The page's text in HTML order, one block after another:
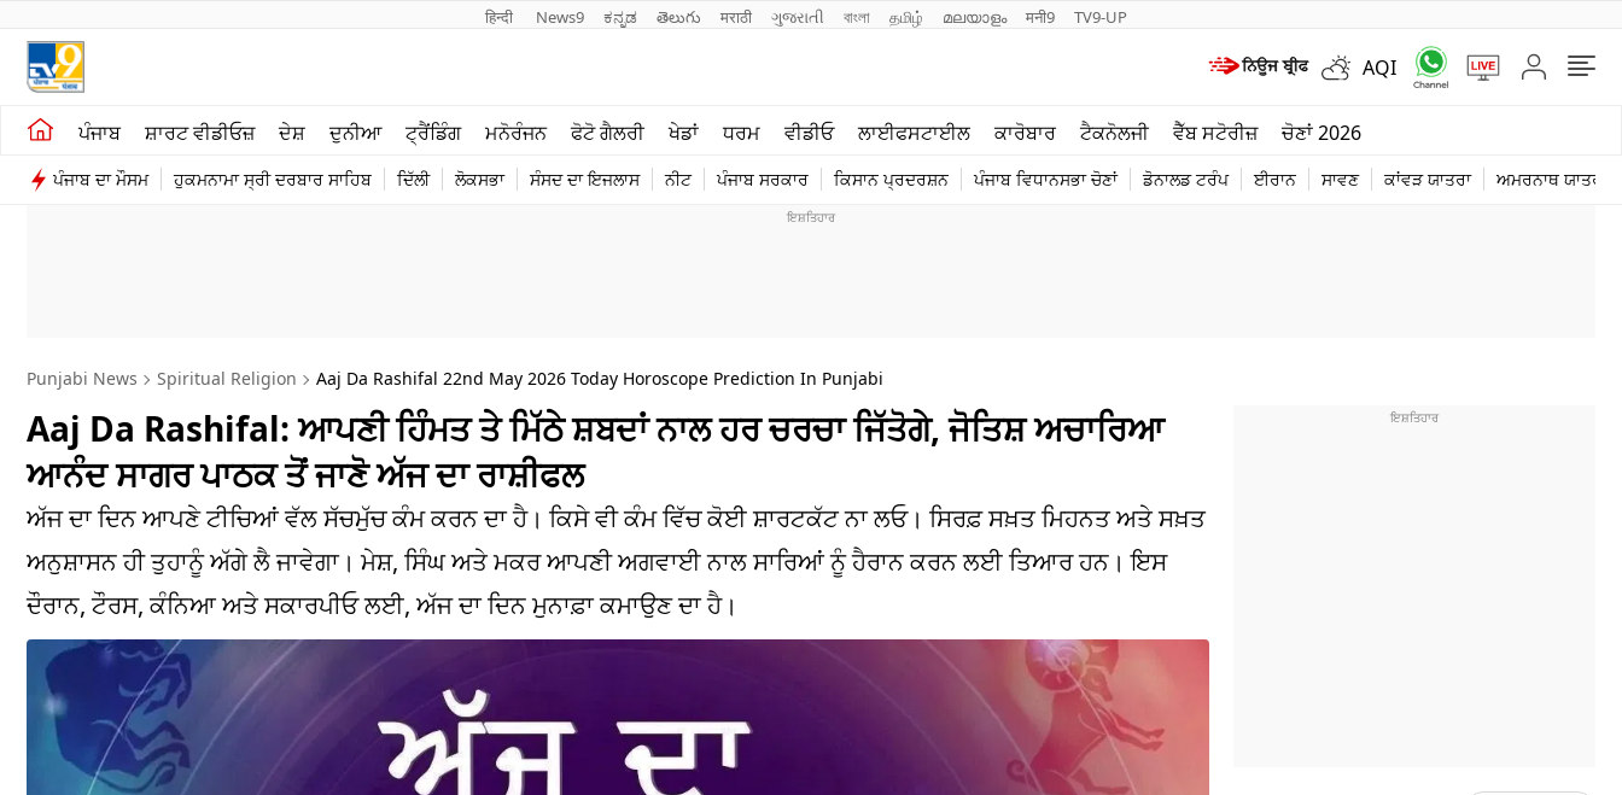
हिन्दी News9 ಕನ್ನಡ తెలుగు मराठी ગુજરાતી বাংলা தமிழ் മലയാളം मनी9 TV9-UP
AQI
ਪੰਜਾਬ ਸ਼ਾਰਟ ਵੀਡੀਓਜ਼ ਦੇਸ਼ ਦੁਨੀਆ ਟ੍ਰੈਂਡਿੰਗ ਮਨੋਰੰਜਨ ਫੋਟੋ ਗੈਲਰੀ ਖੇਡਾਂ ਧਰਮ ਵੀਡੀਓ ਲਾਈਫਸਟਾਈਲ ਕਾਰੋਬਾਰ ਟੈਕਨੋਲਜੀ ਵੈੱਬ ਸਟੋਰੀਜ਼ ਚੋਣਾਂ 2026
ਪੰਜਾਬ ਦਾ ਮੌਸਮ ਹੁਕਮਨਾਮਾ ਸ੍ਰੀ ਦਰਬਾਰ ਸਾਹਿਬ ਦਿੱਲੀ ਲੋਕਸਭਾ ਸੰਸਦ ਦਾ ਇਜਲਾਸ ਨੀਟ ਪੰਜਾਬ ਸਰਕਾਰ ਕਿਸਾਨ ਪ੍ਰਦਰਸ਼ਨ ਪੰਜਾਬ ਵਿਧਾਨਸਭਾ ਚੋਣਾਂ ਡੋਨਾਲਡ ਟਰੰਪ ਈਰਾਨ ਸਾਵਣ ਕਾਂਵੜ ਯਾਤਰਾ ਅਮਰਨਾਥ ਯਾਤਰਾ
ਖੇਤੀਬਾੜੀ
ਸ਼ਾਰਟ ਵੀਡੀਓਜ਼
ਮਨੋਰੰਜਨ
ਪੰਜਾਬ
ਟੈਕਨੋਲਜੀ
ਦੁਨੀਆ
Punjabi News Spiritual Religion Aaj Da Rashifal 22nd May 2026 Today Horoscope Prediction In Punjabi
Aaj Da Rashifal: ਆਪਣੀ ਹਿੰਮਤ ਤੇ ਮਿੱਠੇ ਸ਼ਬਦਾਂ ਨਾਲ ਹਰ ਚਰਚਾ ਜਿੱਤੋਗੇ, ਜੋਤਿਸ਼ ਅਚਾਰਿਆ
ਆਨੰਦ ਸਾਗਰ ਪਾਠਕ ਤੋਂ ਜਾਣੋ ਅੱਜ ਦਾ ਰਾਸ਼ੀਫਲ
ਅੱਜ ਦਾ ਦਿਨ ਆਪਣੇ ਟੀਚਿਆਂ ਵੱਲ ਸੱਚਮੁੱਚ ਕੰਮ ਕਰਨ ਦਾ ਹੈ। ਕਿਸੇ ਵੀ ਕੰਮ ਵਿੱਚ ਕੋਈ ਸ਼ਾਰਟਕੱਟ ਨਾ ਲਓ। ਸਿਰਫ਼ ਸਖ਼ਤ ਮਿਹਨਤ ਅਤੇ ਸਖ਼ਤ
ਅਨੁਸ਼ਾਸਨ ਹੀ ਤੁਹਾਨੂੰ ਅੱਗੇ ਲੈ ਜਾਵੇਗਾ। ਮੇਸ਼, ਸਿੰਘ ਅਤੇ ਮਕਰ ਆਪਣੀ ਅਗਵਾਈ ਨਾਲ ਸਾਰਿਆਂ ਨੂੰ ਹੈਰਾਨ ਕਰਨ ਲਈ ਤਿਆਰ ਹਨ। ਇਸ
ਦੌਰਾਨ, ਟੌਰਸ, ਕੰਨਿਆ ਅਤੇ ਸਕਾਰਪੀਓ ਲਈ, ਅੱਜ ਦਾ ਦਿਨ ਮੁਨਾਫ਼ਾ ਕਮਾਉਣ ਦਾ ਹੈ।